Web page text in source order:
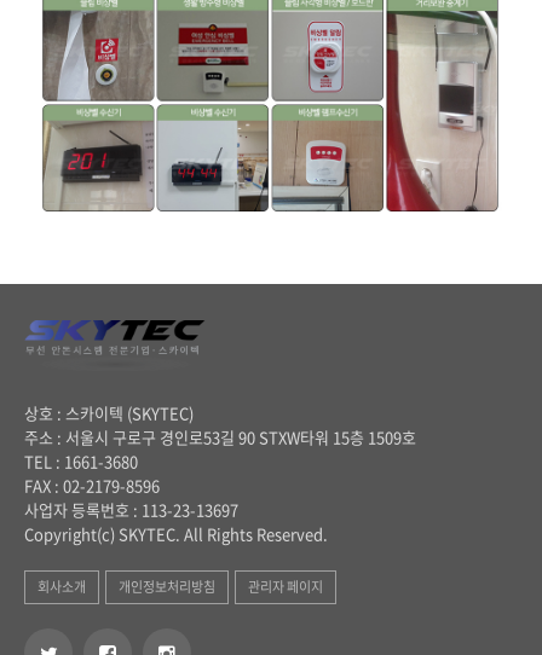
상호 : 스카이텍 (SKYTEC)
주소 : 서울시 구로구 경인로53길 90 STXW타워 15층 1509호
TEL : 1661-3680
FAX : 02-2179-8596
사업자 등록번호 : 113-23-13697
Copyright(c) SKYTEC. All Rights Reserved.
회사소개 개인정보처리방침 관리자 페이지